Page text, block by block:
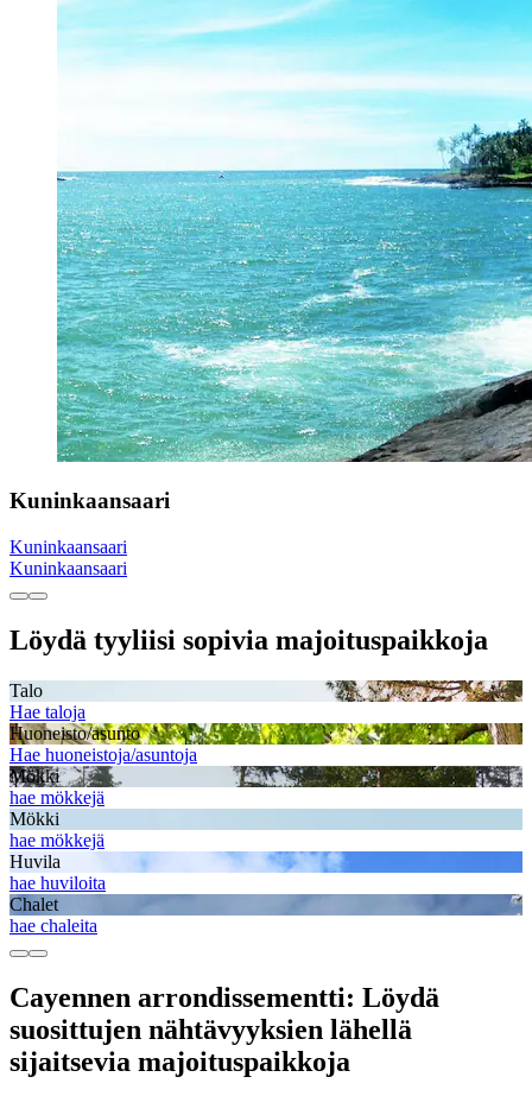
Kuninkaansaari
Kuninkaansaari
Kuninkaansaari
Löydä tyyliisi sopivia majoituspaikkoja
Talo
Hae taloja
Huoneisto/asunto
Hae huoneistoja/asuntoja
Mökki
hae mökkejä
Mökki
hae mökkejä
Huvila
hae huviloita
Chalet
hae chaleita
Cayennen arrondissementti: Löydä
suosittujen nähtävyyksien lähellä
sijaitsevia majoituspaikkoja